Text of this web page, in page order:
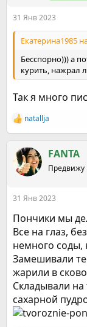
31 Янв 2023
Екатерина1985
Бесспорно))) а
курить, нажрал
Так я много
Р
е
к
ц
и
natallja
FANTA
Предвижу
31 Янв 2023
Пончики мы
Все на глаз,
немного соды,
Замешивали
жарили в
Складывали на
сахарной